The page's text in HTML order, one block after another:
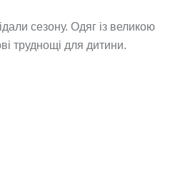
сезону. Одяг із великою
труднощі для дитини.